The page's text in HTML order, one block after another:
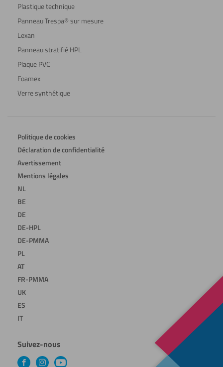
Plastique technique
Panneau Trespa® sur mesure
Lexan
Panneau stratifié HPL
Plaque PVC
Foamex
Verre synthétique
Politique de cookies
Déclaration de confidentialité
Avertissement
Mentions légales
NL
BE
DE
DE-HPL
DE-PMMA
PL
AT
FR-PMMA
UK
ES
IT
Suivez-nous